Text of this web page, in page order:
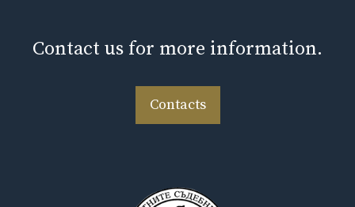
Contact us for more information.
Contacts